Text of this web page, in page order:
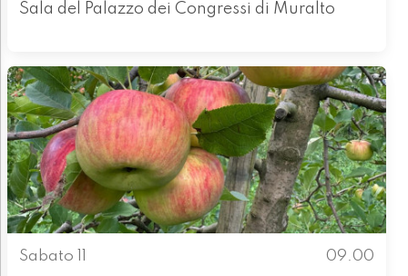
Sala del Palazzo dei Congressi di Muralto
Sabato 11
09.00